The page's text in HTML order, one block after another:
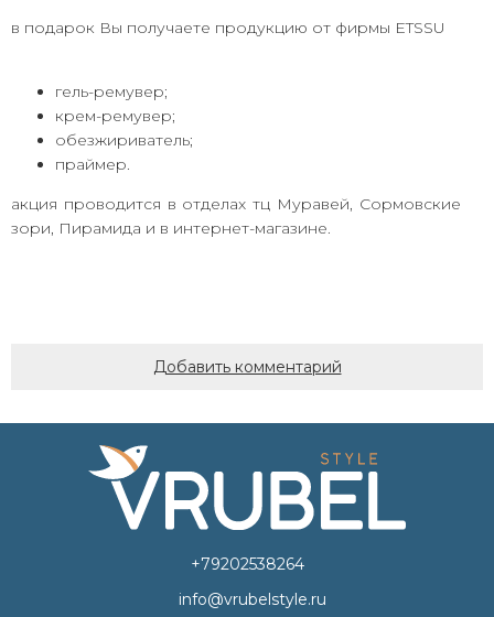
в подарок Вы получаете продукцию от фирмы ETSSU
гель-ремувер;
крем-ремувер;
обезжириватель;
праймер.
акция проводится в отделах тц Муравей, Сормовские
зори, Пирамида и в интернет-магазине.
Добавить комментарий
+79202538264
info@vrubelstyle.ru